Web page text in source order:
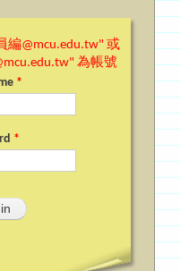
編@mcu.edu.tw" 或
為帳號
*
*